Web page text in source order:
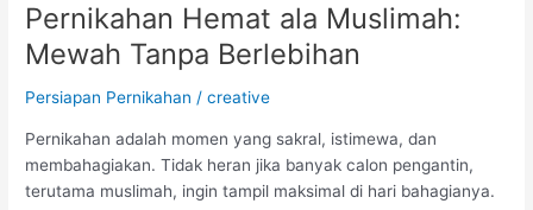
Pernikahan Hemat ala Muslimah:
Mewah Tanpa Berlebihan
Persiapan Pernikahan /creative
Pernikahan adalah momen yang sakral, istimewa, dan
membahagiakan. Tidak heran jika banyak calon pengantin,
terutama muslimah, ingin tampil maksimal di hari bahagianya.
Pernikahan
Hemat
ala
Muslimah:
Tanpa
Berlebihan